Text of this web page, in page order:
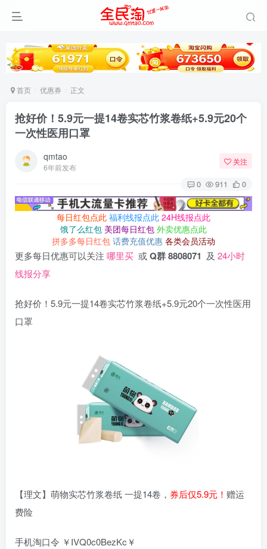
首页 优惠券 正文
抢好价！5.9元一提14卷实芯竹浆卷纸+5.9元20个
一次性医用口罩
qmtao
6年前发布
关注
0 911 0
每日红包点此 福利线报点此 24H线报点此
饿了么红包 美团每日红包 外卖优惠点此
拼多多每日红包 话费充值优惠 各类会员活动
更多每日优惠可以关注 哪里买 或Q群 8808071 及 24小时
线报分享
抢好价！5.9元一提14卷实芯竹浆卷纸+5.9元20个一次性医用
口罩
【理文】萌物实芯竹浆卷纸 一提14卷， 券后仅5.9元！ 赠运
费险
手机淘口令 ￥IVQ0c0BezKc￥